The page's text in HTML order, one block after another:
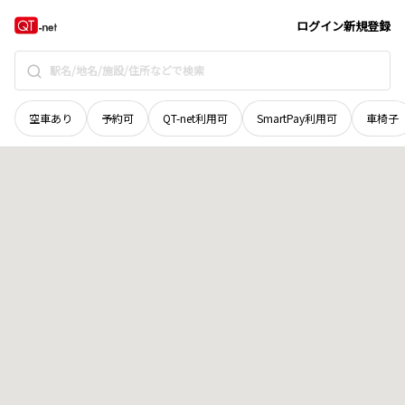
ログイン新規登録
空車あり 予約可 QT-net利用可 SmartPay利用可 車椅子
北海道